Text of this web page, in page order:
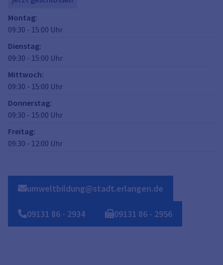
Montag:
09:30 - 15:00 Uhr
Dienstag:
09:30 - 15:00 Uhr
Mittwoch:
09:30 - 15:00 Uhr
Donnerstag:
09:30 - 15:00 Uhr
Freitag:
09:30 - 12:00 Uhr
umweltbildung@stadt.erlangen.de
09131 86 - 2934 09131 86 - 2956